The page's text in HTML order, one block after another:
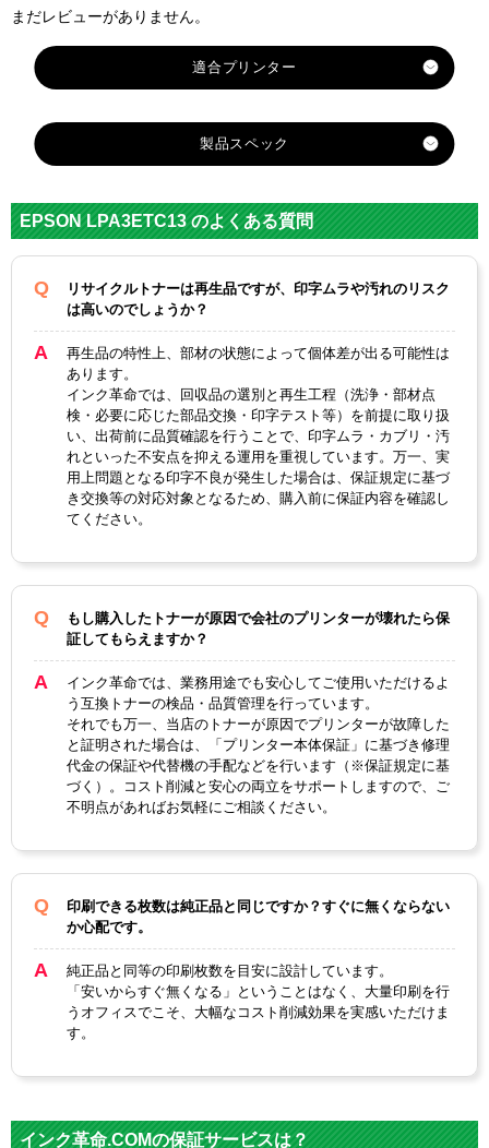
まだレビューがありません。
適合プリンター
LP-7700
LP-7700CS
LP-7700N
LP-7700R
LP-8900
LP-8900N
LP-8900N2
LP-8900N3
LP-8900R
製品スペック
メーカー
エプソン
対応
純正型番
カテゴリ
カラー ブラック
ICチップ あり
製品タイプ リサイクルトナー
EPSON LPA3ETC13 のよくある質問
リサイクルトナーは再生品ですが、印字ムラや汚れのリスク
は高いのでしょうか？
再生品の特性上、部材の状態によって個体差が出る可能性は
あります。
インク革命では、回収品の選別と再生工程（洗浄・部材点
検・必要に応じた部品交換・印字テスト等）を前提に取り扱
い、出荷前に品質確認を行うことで、印字ムラ・カブリ・汚
れといった不安点を抑える運用を重視しています。万一、実
用上問題となる印字不良が発生した場合は、保証規定に基づ
き交換等の対応対象となるため、購入前に保証内容を確認し
てください。
もし購入したトナーが原因で会社のプリンターが壊れたら保
証してもらえますか？
インク革命では、業務用途でも安心してご使用いただけるよ
う互換トナーの検品・品質管理を行っています。
それでも万一、当店のトナーが原因でプリンターが故障した
と証明された場合は、「プリンター本体保証」に基づき修理
代金の保証や代替機の手配などを行います（※保証規定に基
づく）。コスト削減と安心の両立をサポートしますので、ご
不明点があればお気軽にご相談ください。
印刷できる枚数は純正品と同じですか？すぐに無くならない
か心配です。
純正品と同等の印刷枚数を目安に設計しています。
「安いからすぐ無くなる」ということはなく、大量印刷を行
うオフィスでこそ、大幅なコスト削減効果を実感いただけま
す。
インク革命.COMの保証サービスは？